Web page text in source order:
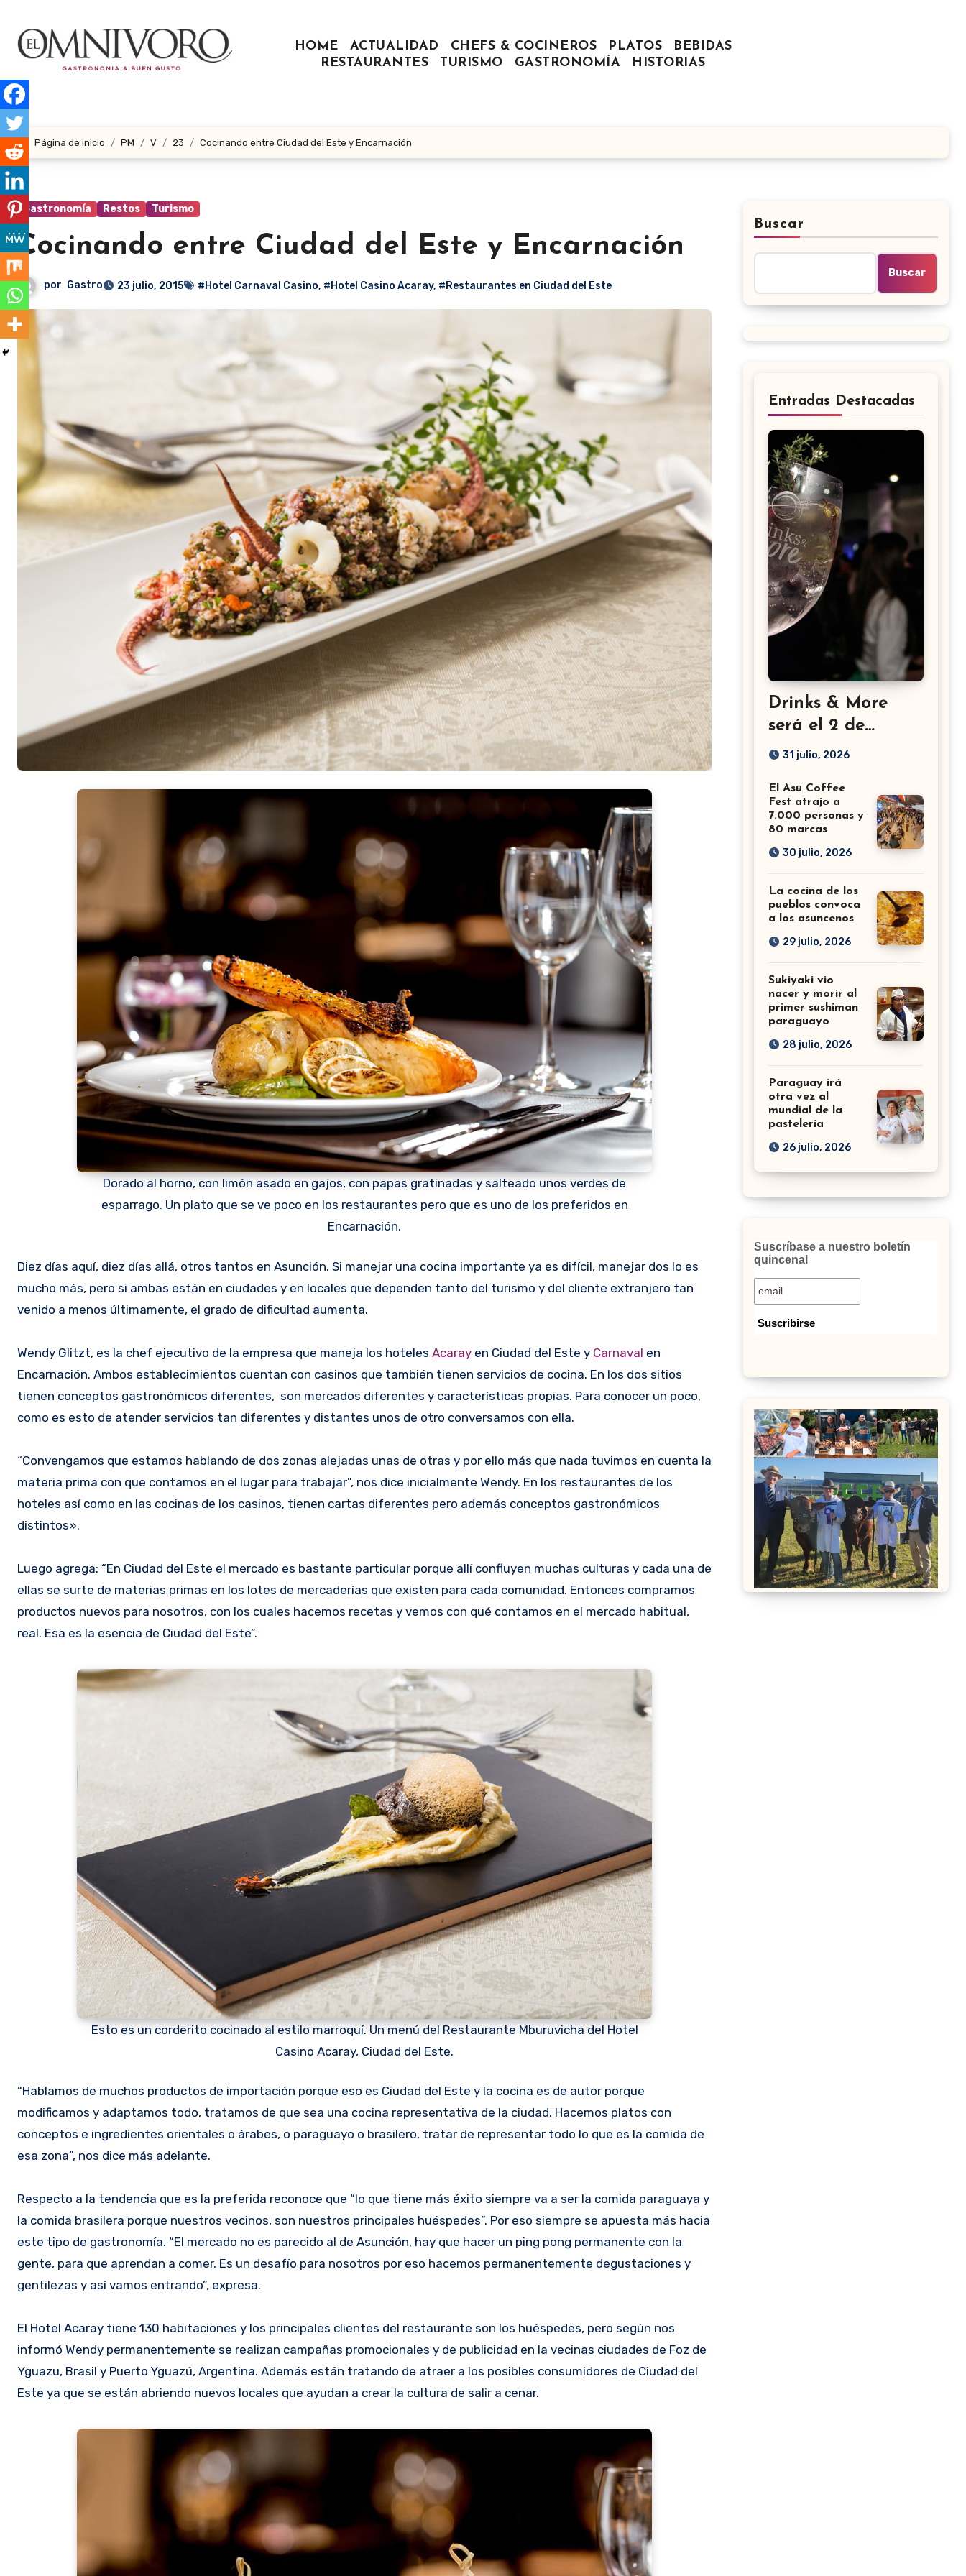
contenido
HOME ACTUALIDAD CHEFS & COCINEROS PLATOS
BEBIDAS
RESTAURANTES
TURISMO GASTRONOMÍA HISTORIAS
Página de inicio PM V 23 Cocinando entre Ciudad del Este y Encarnación
Gastronomía Restos Turismo
Cocinando entre Ciudad del Este y Encarnación
por Gastro 23 julio, 2015 #Hotel Carnaval Casino, #Hotel Casino Acaray, #Restaurantes en Ciudad del Este
Dorado al horno, con limón asado en gajos, con papas gratinadas y salteado unos verdes de
esparrago. Un plato que se ve poco en los restaurantes pero que es uno de los preferidos en
Encarnación.
Diez días aquí, diez días allá, otros tantos en Asunción. Si manejar una cocina importante ya es difícil, manejar dos lo es
mucho más, pero si ambas están en ciudades y en locales que dependen tanto del turismo y del cliente extranjero tan
venido a menos últimamente, el grado de dificultad aumenta.
Wendy Glitzt, es la chef ejecutivo de la empresa que maneja los hoteles Acaray en Ciudad del Este y Carnaval en
Encarnación. Ambos establecimientos cuentan con casinos que también tienen servicios de cocina. En los dos sitios
tienen conceptos gastronómicos diferentes, son mercados diferentes y características propias. Para conocer un poco,
como es esto de atender servicios tan diferentes y distantes unos de otro conversamos con ella.
“Convengamos que estamos hablando de dos zonas alejadas unas de otras y por ello más que nada tuvimos en cuenta la
materia prima con que contamos en el lugar para trabajar”, nos dice inicialmente Wendy. En los restaurantes de los
hoteles así como en las cocinas de los casinos, tienen cartas diferentes pero además conceptos gastronómicos
distintos».
Luego agrega: “En Ciudad del Este el mercado es bastante particular porque allí confluyen muchas culturas y cada una de
ellas se surte de materias primas en los lotes de mercaderías que existen para cada comunidad. Entonces compramos
productos nuevos para nosotros, con los cuales hacemos recetas y vemos con qué contamos en el mercado habitual,
real. Esa es la esencia de Ciudad del Este”.
Esto es un corderito cocinado al estilo marroquí. Un menú del Restaurante Mburuvicha del Hotel
Casino Acaray, Ciudad del Este.
“Hablamos de muchos productos de importación porque eso es Ciudad del Este y la cocina es de autor porque
modificamos y adaptamos todo, tratamos de que sea una cocina representativa de la ciudad. Hacemos platos con
conceptos e ingredientes orientales o árabes, o paraguayo o brasilero, tratar de representar todo lo que es la comida de
esa zona”, nos dice más adelante.
Respecto a la tendencia que es la preferida reconoce que “lo que tiene más éxito siempre va a ser la comida paraguaya y
la comida brasilera porque nuestros vecinos, son nuestros principales huéspedes”. Por eso siempre se apuesta más hacia
este tipo de gastronomía. “El mercado no es parecido al de Asunción, hay que hacer un ping pong permanente con la
gente, para que aprendan a comer. Es un desafío para nosotros por eso hacemos permanentemente degustaciones y
gentilezas y así vamos entrando”, expresa.
El Hotel Acaray tiene 130 habitaciones y los principales clientes del restaurante son los huéspedes, pero según nos
informó Wendy permanentemente se realizan campañas promocionales y de publicidad en la vecinas ciudades de Foz de
Yguazu, Brasil y Puerto Yguazú, Argentina. Además están tratando de atraer a los posibles consumidores de Ciudad del
Este ya que se están abriendo nuevos locales que ayudan a crear la cultura de salir a cenar.
Buscar
Buscar
Entradas Destacadas
Drinks & More
será el 2 de
setiembre en el
31 julio, 2026
El Asu Coffee
Fest atrajo a
7.000 personas y
80 marcas
30 julio, 2026
La cocina de los
pueblos convoca
a los asuncenos
29 julio, 2026
Sukiyaki vio
nacer y morir al
primer sushiman
paraguayo
28 julio, 2026
Paraguay irá
otra vez al
mundial de la
pastelería
26 julio, 2026
Suscríbase a nuestro boletín
quincenal